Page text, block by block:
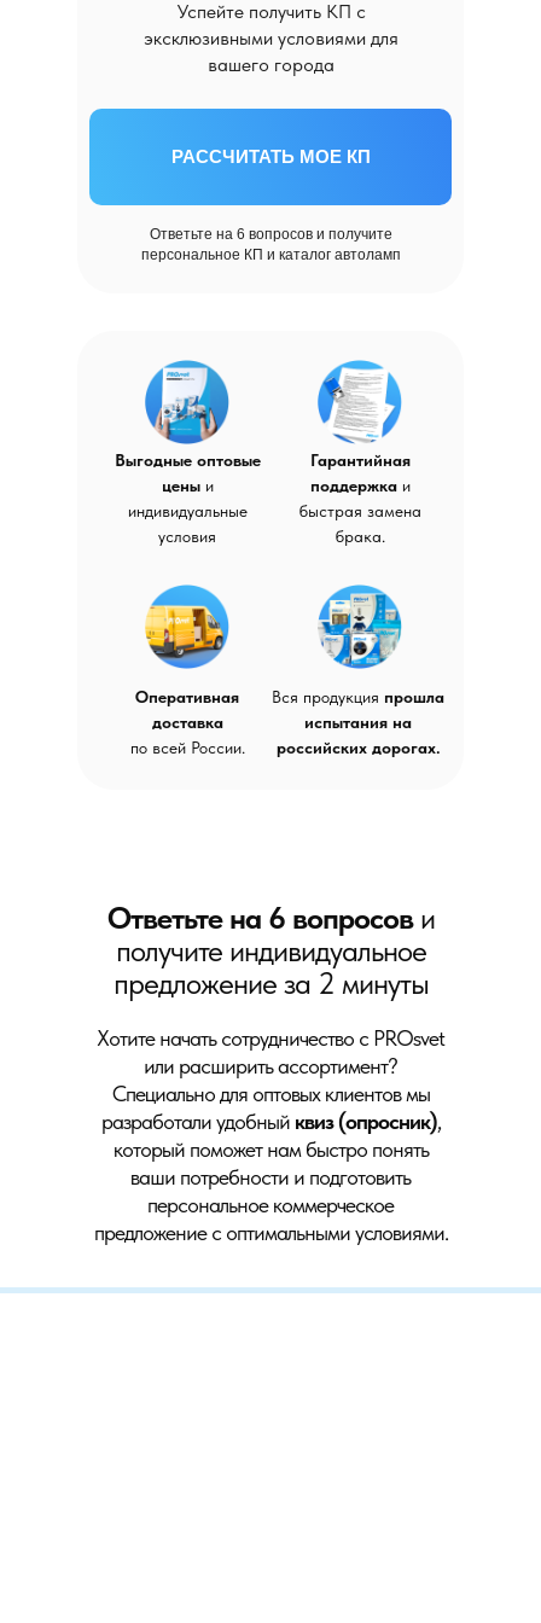
Оперативная
доставка
по всей России.
Гарантийная
поддержкаи
быстрая замена
брака.
Вся продукция прошла
испытания на
российских дорогах.
Выгодные оптовые
ценыи
индивидуальные
условия
Успейте получить КП с
эксклюзивными условиями для
вашего города
РАССЧИТАТЬ МОЕ КП
Ответьте на 6 вопросов и получите
персональное КП и каталог автоламп
Хотите начать сотрудничество с PROsvet
или расширить ассортимент?
Специально для оптовых клиентов мы
разработали удобный квиз (опросник),
который поможет нам быстро понять
ваши потребности и подготовить
персональное коммерческое
предложение с оптимальными условиями.
Ответьте на 6 вопросов и
получите индивидуальное
предложение за 2 минуты